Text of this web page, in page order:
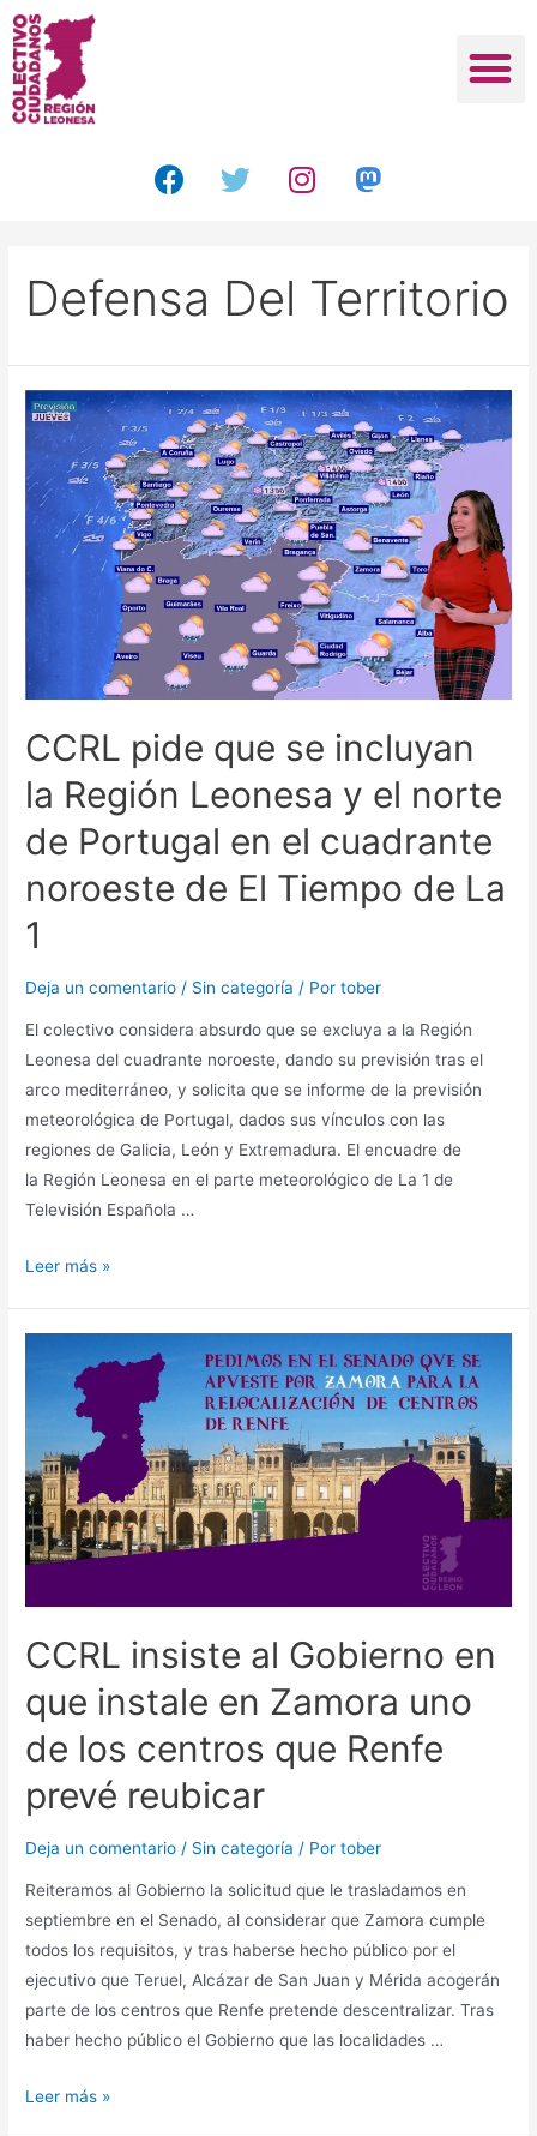
Defensa Del Territorio
CCRL pide que se incluyan
la Región Leonesa y el norte
de Portugal en el cuadrante
noroeste de El Tiempo de La
1
Deja un comentario / Sin categoría / Portober
El colectivo considera absurdo que se excluya a la Región
Leonesa del cuadrante noroeste, dando su previsión tras el
arco mediterráneo, y solicita que se informe de la previsión
meteorológica de Portugal, dados sus vínculos con las
regiones de Galicia, León y Extremadura. El encuadre de
la Región Leonesa en el parte meteorológico de La 1 de
Televisión Española …
Leer más »
CCRL insiste al Gobierno en
que instale en Zamora uno
de los centros que Renfe
prevé reubicar
Deja un comentario / Sin categoría / Portober
Reiteramos al Gobierno la solicitud que le trasladamos en
septiembre en el Senado, al considerar que Zamora cumple
todos los requisitos, y tras haberse hecho público por el
ejecutivo que Teruel, Alcázar de San Juan y Mérida acogerán
parte de los centros que Renfe pretende descentralizar. Tras
haber hecho público el Gobierno que las localidades …
Leer más »